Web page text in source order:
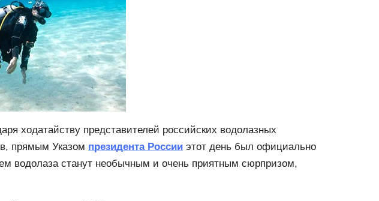
ходатайству представителей российских водолазных
прямым Указом президента России этот день был официально
водолаза станут необычным и очень приятным сюрпризом,